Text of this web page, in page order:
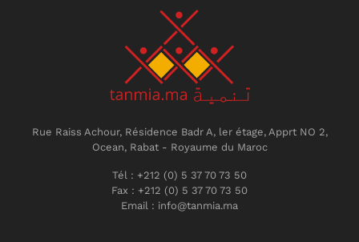
Rue Raiss Achour, Résidence Badr A, ler étage, Apprt NO 2,
Ocean, Rabat - Royaume du Maroc
Tél : +212 (0) 5 37 70 73 50
Fax : +212 (0) 5 37 70 73 50
Email : info@tanmia.ma